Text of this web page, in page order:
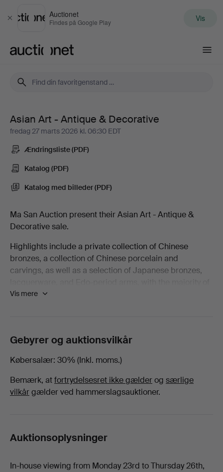
Luk
Auctionet
Findes på Google Play Vis
Asian
Art
Antique
Decorative
Alle
hos
Ma
San
Asian Art - Antique & Decorative
fredag 27 marts 2026 kl. 06:30 EDT
Ændringsliste (PDF)
Katalog (PDF)
Katalog med billeder (PDF)
Ma San Auction present their Asian Art - Antique &
Decorative sale.
Highlights include a private collection of Chinese
bronzes, a collection of Chinese porcelain and
carvings, as well as a selection of Japanese bronzes,
lots being offered with no reserve!
Vis mere
Gebyrer og auktionsvilkår
Købersalær 30% (Inkl. moms.)
Bemærk, atfortrydelsesret ikke gælderog særlige
vilkårgælder ved hammerslagsauktioner.
Auktionsoplysninger
In-house viewing from Monday 23rd to Thursday 26th,